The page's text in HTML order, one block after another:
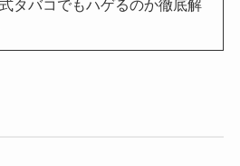
タバコでもハゲるのか徹底解